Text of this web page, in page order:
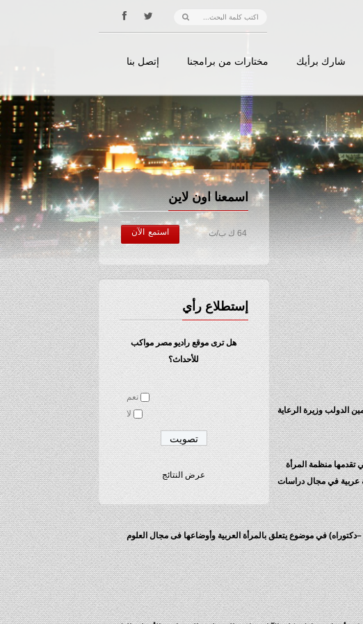
شارك برأيك مختارات من برامجنا إتصل بنا
اسمعنا اون لاين
64 ك ب/ث استمع الآن
إستطلاع رأي
هل ترى موقع راديو مصر مواكب
للأحداث؟
نعم
لا
عرض النتائج
الدولب وزيرة الرعاية
تقدمها منظمة المرأة
عربية في مجال دراسات
في موضوع يتعلق بالمرأة العربية وأوضاعها فى مجال العلوم